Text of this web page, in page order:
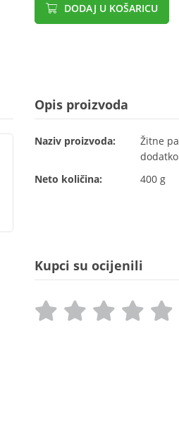
DODAJ U KOŠARICU
Opis proizvoda
Naziv proizvoda:
Žitne
Neto količina:
400 g
Kupci su ocijenili